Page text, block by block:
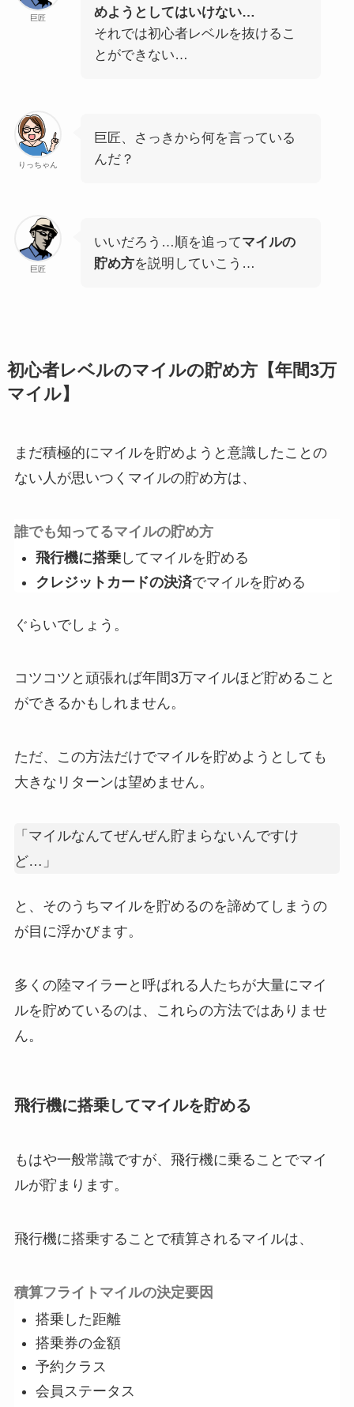
巨匠
めようとしてはいけない…
それでは初心者レベルを抜けるこ
とができない…
りっちゃん
巨匠、さっきから何を言っている
んだ？
巨匠
いいだろう…順を追ってマイルの
貯め方を説明していこう…
初心者レベルのマイルの貯め方【年間3万
マイル】
まだ積極的にマイルを貯めようと意識したことの
ない人が思いつくマイルの貯め方は、
誰でも知ってるマイルの貯め方
飛行機に搭乗してマイルを貯める
クレジットカードの決済でマイルを貯める
ぐらいでしょう。
コツコツと頑張れば年間3万マイルほど貯めること
ができるかもしれません。
ただ、この方法だけでマイルを貯めようとしても
大きなリターンは望めません。
「マイルなんてぜんぜん貯まらないんですけ
ど…」
と、そのうちマイルを貯めるのを諦めてしまうの
が目に浮かびます。
多くの陸マイラーと呼ばれる人たちが大量にマイ
ルを貯めているのは、これらの方法ではありませ
ん。
飛行機に搭乗してマイルを貯める
もはや一般常識ですが、飛行機に乗ることでマイ
ルが貯まります。
飛行機に搭乗することで積算されるマイルは、
積算フライトマイルの決定要因
搭乗した距離
搭乗券の金額
予約クラス
会員ステータス